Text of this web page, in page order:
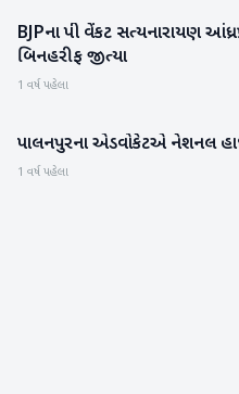
રાજકારણ
BJPના પી વેંકટ સત્યનારાયણ
બિનહરીફ જીત્યા
1 વર્ષ પહેલા
બનાસકાંઠા
પાલનપુરના એડવોકેટએ નેશનલ
1 વર્ષ પહેલા